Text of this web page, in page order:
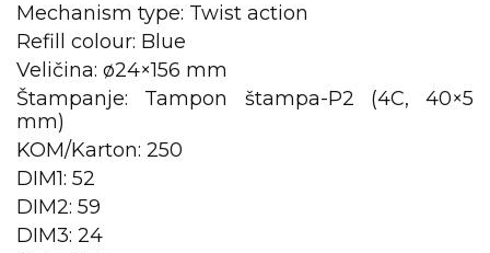
OKOVRATNE ID TRAKICE
PRIBOR ZA PISANJE
NARUKVICE ZA ŽURKE I
DOGAĐAJE
ID PLOČICA
TERMOSI
Mechanism type: Twist action
Refill colour: Blue
Veličina: ø24×156 mm
Štampanje: Tampon štampa-P2 (4C, 40×5
mm)
KOM/Karton: 250
DIM1: 52
DIM2: 59
DIM3: 24